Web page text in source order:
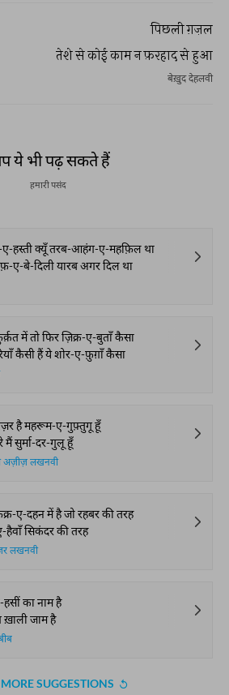
पिछली ग़ज़ल
तेशे से कोई काम न फ़रहाद से हुआ
बेख़ुद देहलवी
ये भी पढ़ सकते हैं
हमारी पसंद
हस्ती क्यूँ तरब-आहंग-ए-महफ़िल था
बे-दिली यारब अगर दिल था
में तो फिर ज़िक्र-ए-बुताँ कैसा
कैसी हैं ये शोर-ए-फ़ुग़ाँ कैसा
है महरूम-ए-गुफ़्तुगू हूँ
मैं सुर्मा-दर-गुलू हूँ
अज़ीज़ लखनवी
ए-दहन में है जो रहबर की तरह
हैवाँ सिकंदर की तरह
लखनवी
का नाम है
जाम है
SUGGESTIONS